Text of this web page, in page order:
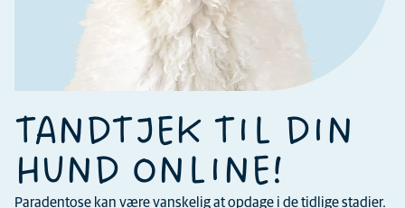
TANDTJEK TIL DIN
HUND ONLINE!
Paradentose kan være vanskelig at opdage i de tidlige stadier.